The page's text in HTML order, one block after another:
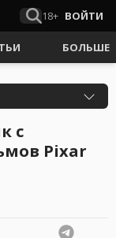
18+ ВОЙТИ
БОЛЬШЕ
с
Pixar